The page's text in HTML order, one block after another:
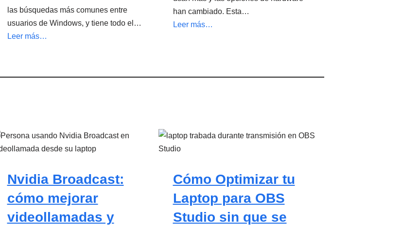
las búsquedas más comunes entre
usuarios de Windows, y tiene todo el…
Leer más…
han cambiado. Esta…
Leer más…
Nvidia Broadcast:
cómo mejorar
videollamadas y
Cómo Optimizar tu
Laptop para OBS
Studio sin que se